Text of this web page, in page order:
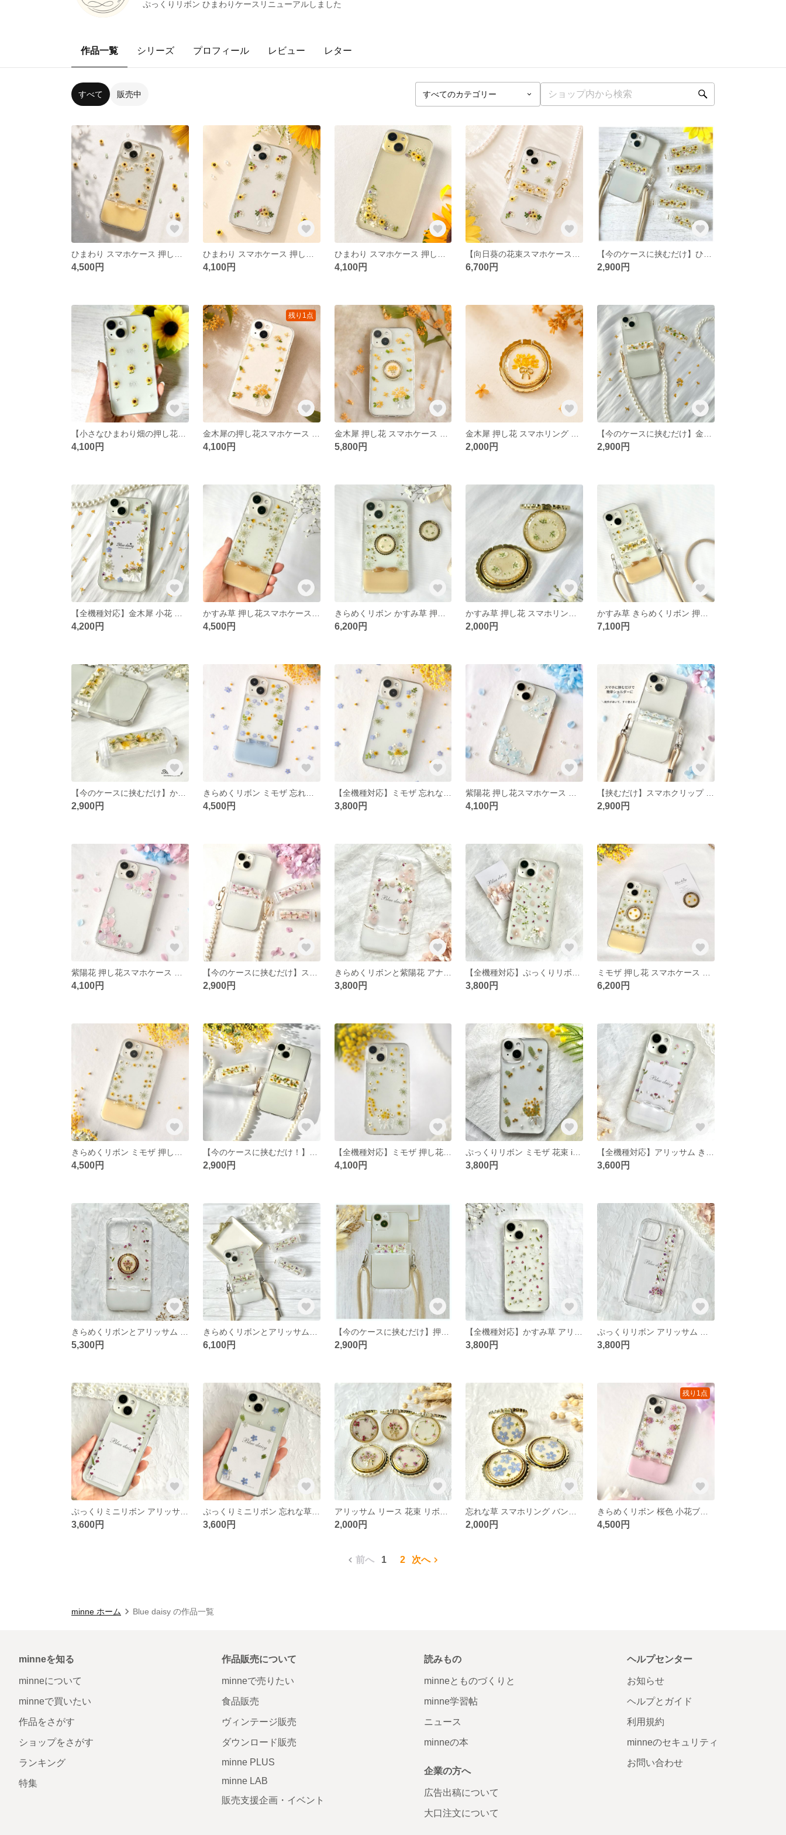
ぷっくりリボン ひまわりケースリニューアルしました
作品一覧 シリーズ プロフィール レビュー レター
すべて 販売中
4,500円 4,100円 4,100円 6,700円 2,900円
4,100円
残り1点
4,100円 5,800円 2,000円 2,900円
4,200円 4,500円 6,200円 2,000円 7,100円
2,900円
きらめくリボン ミモザ 忘れな草 花束 小花 押し花スマホケース クリア iPhone17e/17/16/15/14対応 Android ブルー イエロー 夏
4,500円 3,800円 4,100円 2,900円
4,100円 2,900円 3,800円 3,800円 6,200円
4,500円 2,900円
【全機種対応】ミモザ 押し花スマホケース かすみ草 ぷっくりリボン iPhone17e/17/16/15/14対応 リース 花束 Android
4,100円 3,800円 3,600円
5,300円 6,100円 2,900円 3,800円 3,800円
3,600円
ぷっくりミニリボン 忘れな草 iPhone17対応 iPhoneケース スマホケース 押し花スマホケース 押し花 小花 ブルー パール 本物のお花
3,600円 2,000円 2,000円
残り1点
4,500円
前へ 1 2 次へ
minne ホーム Blue daisy の作品一覧
minneを知る
minneについて
minneで買いたい
作品をさがす
ショップをさがす
ランキング
特集
作品販売について
minneで売りたい
食品販売
ヴィンテージ販売
ダウンロード販売
minne PLUS
minne LAB
販売支援企画・イベント
読みもの
minneとものづくりと
minne学習帖
ニュース
minneの本
企業の方へ
広告出稿について
大口注文について
ヘルプセンター
お知らせ
ヘルプとガイド
利用規約
minneのセキュリティ
お問い合わせ